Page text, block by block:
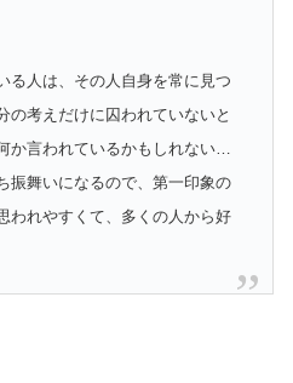
る人は、その人自身を常に見つ
の考えだけに囚われていないと
か言われているかもしれない…
振舞いになるので、第一印象の
われやすくて、多くの人から好